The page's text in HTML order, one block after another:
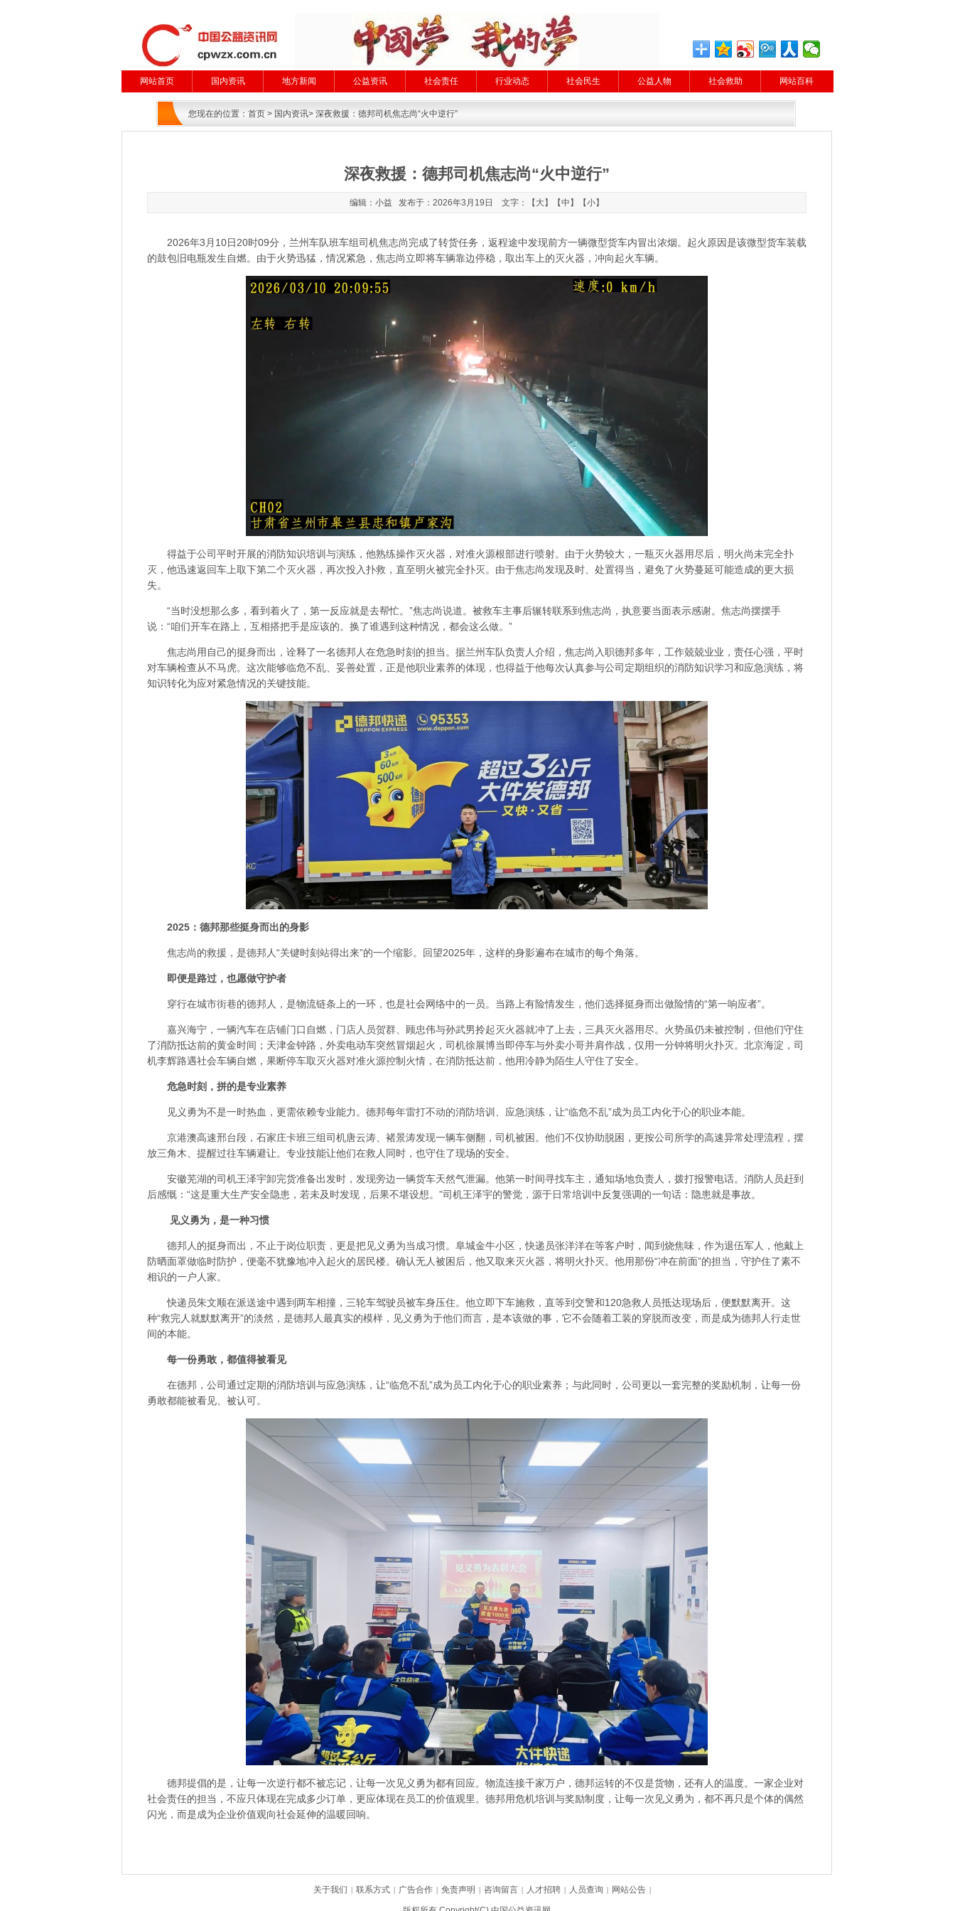
网站首页 国内资讯 地方新闻 公益资讯 社会责任 行业动态 社会民生 公益人物 社会救助 网站百科
深夜救援：德邦司机焦志尚“火中逆行”
编辑：小益 发布于：2026年3月19日 文字：【 大】【中 】【小】
2026年3月10日20时09分，兰州车队班车组司机焦志尚完成了转货任务，返程途中发现前方一辆微型货车内冒出浓烟。起火原因是该微型货车装载
的鼓包旧电瓶发生自燃。由于火势迅猛，情况紧急，焦志尚立即将车辆靠边停稳，取出车上的灭火器，冲向起火车辆。
得益于公司平时开展的消防知识培训与演练，他熟练操作灭火器，对准火源根部进行喷射。由于火势较大，一瓶灭火器用尽后，明火尚未完全扑
灭，他迅速返回车上取下第二个灭火器，再次投入扑救，直至明火被完全扑灭。由于焦志尚发现及时、处置得当，避免了火势蔓延可能造成的更大损
失。
“当时没想那么多，看到着火了，第一反应就是去帮忙。”焦志尚说道。被救车主事后辗转联系到焦志尚，执意要当面表示感谢。焦志尚摆摆手
说：“咱们开车在路上，互相搭把手是应该的。换了谁遇到这种情况，都会这么做。”
焦志尚用自己的挺身而出，诠释了一名德邦人在危急时刻的担当。据兰州车队负责人介绍，焦志尚入职德邦多年，工作兢兢业业，责任心强，平时
对车辆检查从不马虎。这次能够临危不乱、妥善处置，正是他职业素养的体现，也得益于他每次认真参与公司定期组织的消防知识学习和应急演练，将
知识转化为应对紧急情况的关键技能。
2025：德邦那些挺身而出的身影
焦志尚的救援，是德邦人“关键时刻站得出来”的一个缩影。回望2025年，这样的身影遍布在城市的每个角落。
即便是路过，也愿做守护者
穿行在城市街巷的德邦人，是物流链条上的一环，也是社会网络中的一员。当路上有险情发生，他们选择挺身而出做险情的“第一响应者”。
嘉兴海宁，一辆汽车在店铺门口自燃，门店人员贺群、顾忠伟与孙武男拎起灭火器就冲了上去，三具灭火器用尽。火势虽仍未被控制，但他们守住
了消防抵达前的黄金时间；天津金钟路，外卖电动车突然冒烟起火，司机徐展博当即停车与外卖小哥并肩作战，仅用一分钟将明火扑灭。北京海淀，司
机李辉路遇社会车辆自燃，果断停车取灭火器对准火源控制火情，在消防抵达前，他用冷静为陌生人守住了安全。
危急时刻，拼的是专业素养
见义勇为不是一时热血，更需依赖专业能力。德邦每年雷打不动的消防培训、应急演练，让“临危不乱”成为员工内化于心的职业本能。
京港澳高速邢台段，石家庄卡班三组司机唐云涛、褚景涛发现一辆车侧翻，司机被困。他们不仅协助脱困，更按公司所学的高速异常处理流程，摆
放三角木、提醒过往车辆避让。专业技能让他们在救人同时，也守住了现场的安全。
安徽芜湖的司机王泽宇卸完货准备出发时，发现旁边一辆货车天然气泄漏。他第一时间寻找车主，通知场地负责人，拨打报警电话。消防人员赶到
后感慨：“这是重大生产安全隐患，若未及时发现，后果不堪设想。”司机王泽宇的警觉，源于日常培训中反复强调的一句话：隐患就是事故。
见义勇为，是一种习惯
德邦人的挺身而出，不止于岗位职责，更是把见义勇为当成习惯。阜城金牛小区，快递员张洋洋在等客户时，闻到烧焦味，作为退伍军人，他戴上
防晒面罩做临时防护，便毫不犹豫地冲入起火的居民楼。确认无人被困后，他又取来灭火器，将明火扑灭。他用那份“冲在前面”的担当，守护住了素不
相识的一户人家。
快递员朱文顺在派送途中遇到两车相撞，三轮车驾驶员被车身压住。他立即下车施救，直等到交警和120急救人员抵达现场后，便默默离开。这
种“救完人就默默离开”的淡然，是德邦人最真实的模样，见义勇为于他们而言，是本该做的事，它不会随着工装的穿脱而改变，而是成为德邦人行走世
间的本能。
每一份勇敢，都值得被看见
在德邦，公司通过定期的消防培训与应急演练，让“临危不乱”成为员工内化于心的职业素养；与此同时，公司更以一套完整的奖励机制，让每一份
勇敢都能被看见、被认可。
德邦提倡的是，让每一次逆行都不被忘记，让每一次见义勇为都有回应。物流连接千家万户，德邦运转的不仅是货物，还有人的温度。一家企业对
社会责任的担当，不应只体现在完成多少订单，更应体现在员工的价值观里。德邦用危机培训与奖励制度，让每一次见义勇为，都不再只是个体的偶然
闪光，而是成为企业价值观向社会延伸的温暖回响。
您现在的位置： 首页 > 国内资讯> 深夜救援：德邦司机焦志尚“火中逆行”
关于我们 | 联系方式 | 广告合作 | 免责声明 | 咨询留言 | 人才招聘 | 人员查询 | 网站公告 |